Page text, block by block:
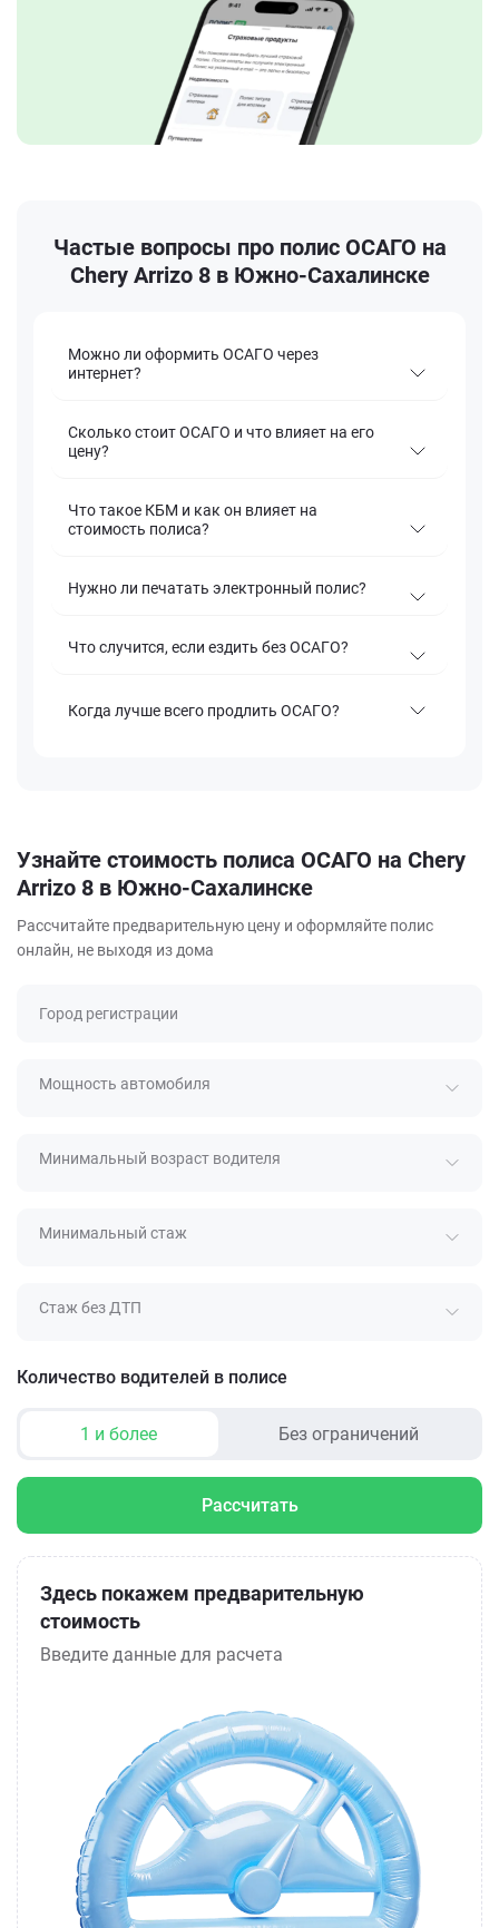
Частые вопросы про полис ОСАГО на
Chery Arrizo 8 в Южно-Сахалинске
Можно ли оформить ОСАГО через
интернет?
Сколько стоит ОСАГО и что влияет на его
цену?
Что такое КБМ и как он влияет на
стоимость полиса?
Нужно ли печатать электронный полис?
Что случится, если ездить без ОСАГО?
Когда лучше всего продлить ОСАГО?
Узнайте стоимость полиса ОСАГО на Chery
Arrizo 8 в Южно-Сахалинске
Рассчитайте предварительную цену и оформляйте полис
онлайн, не выходя из дома
Город регистрации
Мощность автомобиля
Минимальный возраст водителя
Минимальный стаж
Стаж без ДТП
Количество водителей в полисе
1 и более Без ограничений
Рассчитать
Здесь покажем предварительную
стоимость
Введите данные для расчета